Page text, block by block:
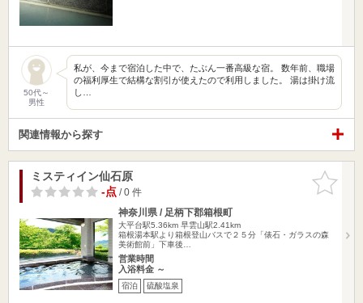
50代～
男性
私が、今まで宿泊した中で、たぶん一番高級な宿。 数年前、職場
の福利厚生で結構な割引が使えたので利用しました。 湯は掛け流
し…
関連情報から探す
お気に入
りに追加
ミスティイン仙石原
-点/ 0 件
神奈川県 / 足柄下郡箱根町
大平台駅5.36km 早雲山駅2.41km
箱根湯本駅より箱根登山バスで２５分「俵石・ガラスの森
美術館前」下車後…
営業時間
入浴料金 ～
宿泊 硫酸塩泉